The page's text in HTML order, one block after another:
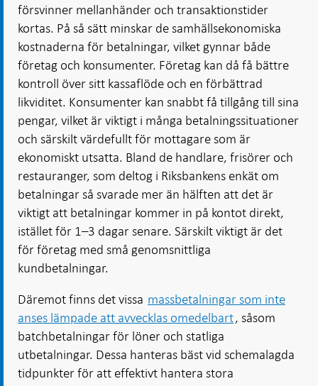
försvinner mellanhänder och transaktionstider
kortas. På så sätt minskar de samhällsekonomiska
kostnaderna för betalningar, vilket gynnar både
företag och konsumenter. Företag kan då få bättre
kontroll över sitt kassaflöde och en förbättrad
likviditet. Konsumenter kan snabbt få tillgång till sina
pengar, vilket är viktigt i många betalningssituationer
och särskilt värdefullt för mottagare som är
ekonomiskt utsatta. Bland de handlare, frisörer och
restauranger, som deltog i Riksbankens enkät om
betalningar så svarade mer än hälften att det är
viktigt att betalningar kommer in på kontot direkt,
istället för 1–3 dagar senare. Särskilt viktigt är det
för företag med små genomsnittliga
kundbetalningar.
Däremot finns det vissa massbetalningar som inte
anses lämpade att avvecklas omedelbart, såsom
batchbetalningar för löner och statliga
utbetalningar. Dessa hanteras bäst vid schemalagda
tidpunkter för att effektivt hantera stora